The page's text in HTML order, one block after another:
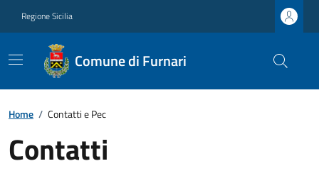
Regione Sicilia
Comune di Furnari
Home / Contatti e Pec
Contatti